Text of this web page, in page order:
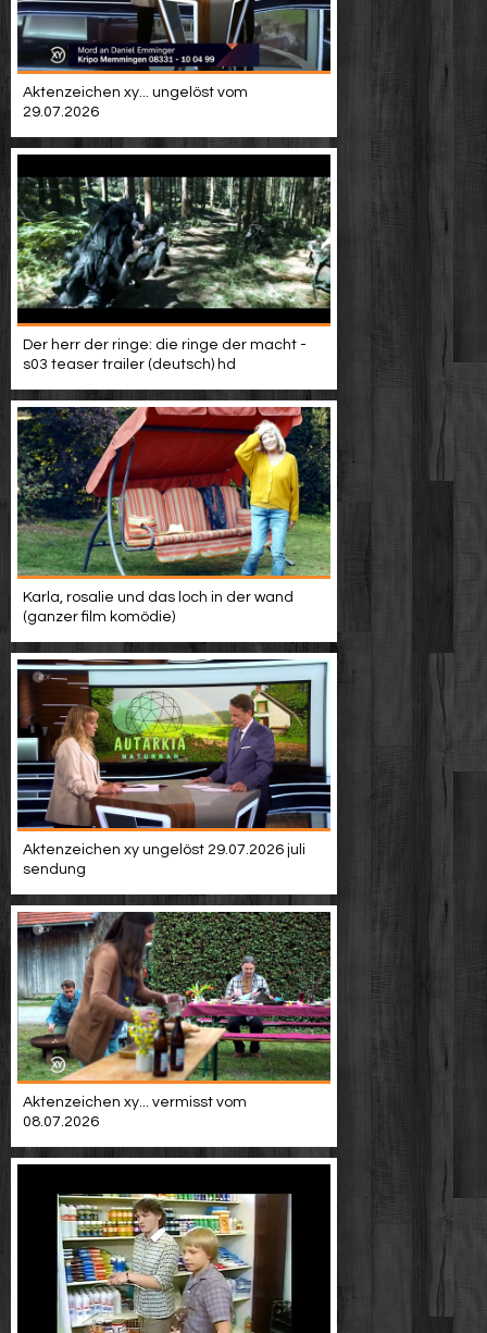
Aktenzeichen xy... ungelöst vom
29.07.2026
Der herr der ringe: die ringe der macht -
s03 teaser trailer (deutsch) hd
Karla, rosalie und das loch in der wand
(ganzer film komödie)
Aktenzeichen xy ungelöst 29.07.2026 juli
sendung
Aktenzeichen xy... vermisst vom
08.07.2026